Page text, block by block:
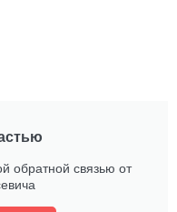
обратной связью от